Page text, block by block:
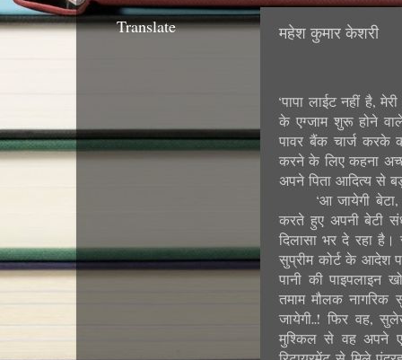
महेश कुमार केशरी
‘पापा लाईट नहीं है,
के एग्जाम शुरू होने
पावर बैंक चार्ज करके
करने के लिए कहना
अपने पिता आदित्य से
‘आ जायेगी
करते हुए अपनी बेटी
दिलासा भर दे रहा
सुप्रीम कोर्ट के आदेश
पानी की पाइपलाइन
तमाम मौलक नागरिक
जायेगी..! फिर वह,
मुश्किल से वह अपने
Translate